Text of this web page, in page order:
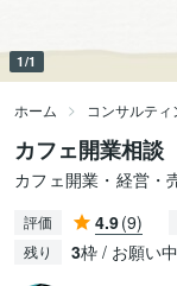
1/1
ホーム コンサルテ
カフェ開業相
カフェ開業・経営
評価 4.9(9)
残り 3枠 / お願い中